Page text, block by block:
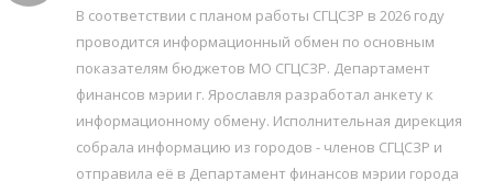
В соответствии с планом работы СГЦСЗР в 2026 году
проводится информационный обмен по основным
показателям бюджетов МО СГЦСЗР. Департамент
финансов мэрии г. Ярославля разработал анкету к
информационному обмену. Исполнительная дирекция
собрала информацию из городов - членов СГЦСЗР и
отправила её в Департамент финансов мэрии города